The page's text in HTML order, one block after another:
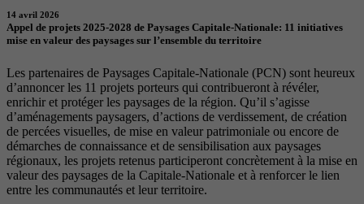
14 avril 2026
Appel de projets 2025-2028 de Paysages Capitale-Nationale: 11 initiatives
mise en valeur des paysages sur l’ensemble du territoire
Les partenaires de Paysages Capitale-Nationale (PCN) sont heureux
d’annoncer les 11 projets porteurs qui contribueront à révéler,
enrichir et protéger les paysages de la région. Qu’il s’agisse
d’aménagements paysagers, d’actions de verdissement, de création
de percées visuelles, de mise en valeur patrimoniale ou encore de
démarches de connaissance et de sensibilisation aux paysages
régionaux, les projets retenus participeront concrètement à la mise en
valeur des paysages de la Capitale-Nationale et à renforcer le lien
entre les communautés et leur territoire.